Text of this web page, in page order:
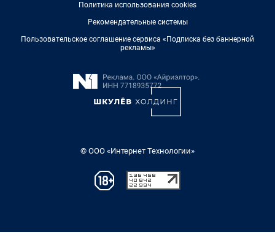
Политика использования cookies
Рекомендательные системы
Пользовательское соглашение сервиса «Подписка без баннерной
рекламы»
© ООО «Интернет Технологии»